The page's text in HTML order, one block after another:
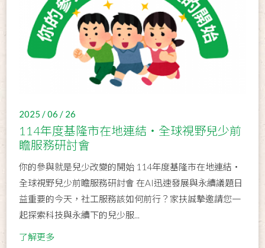
2025 / 06 / 26
114年度基隆市在地連結・全球視野兒少前
瞻服務研討會
你的參與就是兒少改變的開始 114年度基隆市在地連結・
全球視野兒少前瞻服務研討會 在AI迅速發展與永續議題日
益重要的今天，社工服務該如何前行？家扶誠摯邀請您一
起探索科技與永續下的兒少服...
了解更多